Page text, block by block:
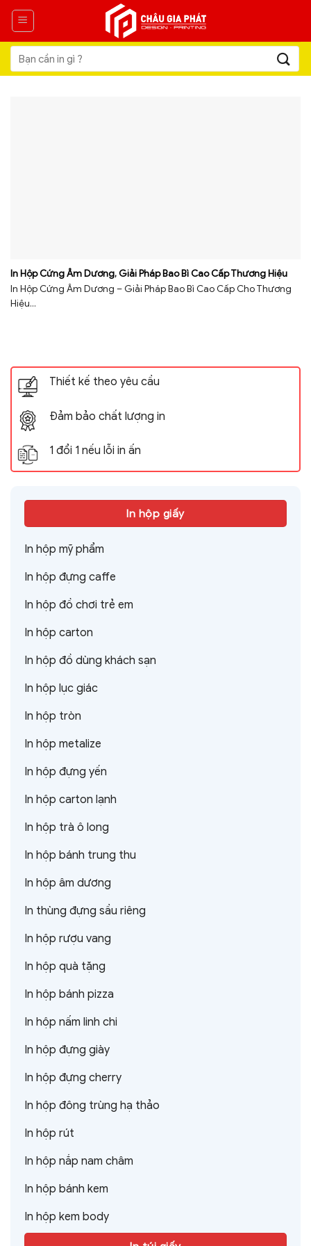
Skip
content
Tìm
kiếm:
In Hộp Cứng Âm Dương, Giải Pháp Bao Bì Cao Cấp Thương Hiệu
In Hộp Cứng Âm Dương – Giải Pháp Bao Bì Cao Cấp Cho Thương
Hiệu...
Thiết kế theo yêu cầu
Đảm bảo chất lượng in
1 đổi 1 nếu lỗi in ấn
In hộp giấy
In hộp mỹ phẩm
In hộp đựng caffe
In hộp đồ chơi trẻ em
In hộp carton
In hộp đồ dùng khách sạn
In hộp lục giác
In hộp tròn
In hộp metalize
In hộp đựng yến
In hộp carton lạnh
In hộp trà ô long
In hộp bánh trung thu
In hộp âm dương
In thùng đựng sầu riêng
In hộp rượu vang
In hộp quà tặng
In hộp bánh pizza
In hộp nấm linh chi
In hộp đựng giày
In hộp đựng cherry
In hộp đông trùng hạ thảo
In hộp rút
In hộp nắp nam châm
In hộp bánh kem
In hộp kem body